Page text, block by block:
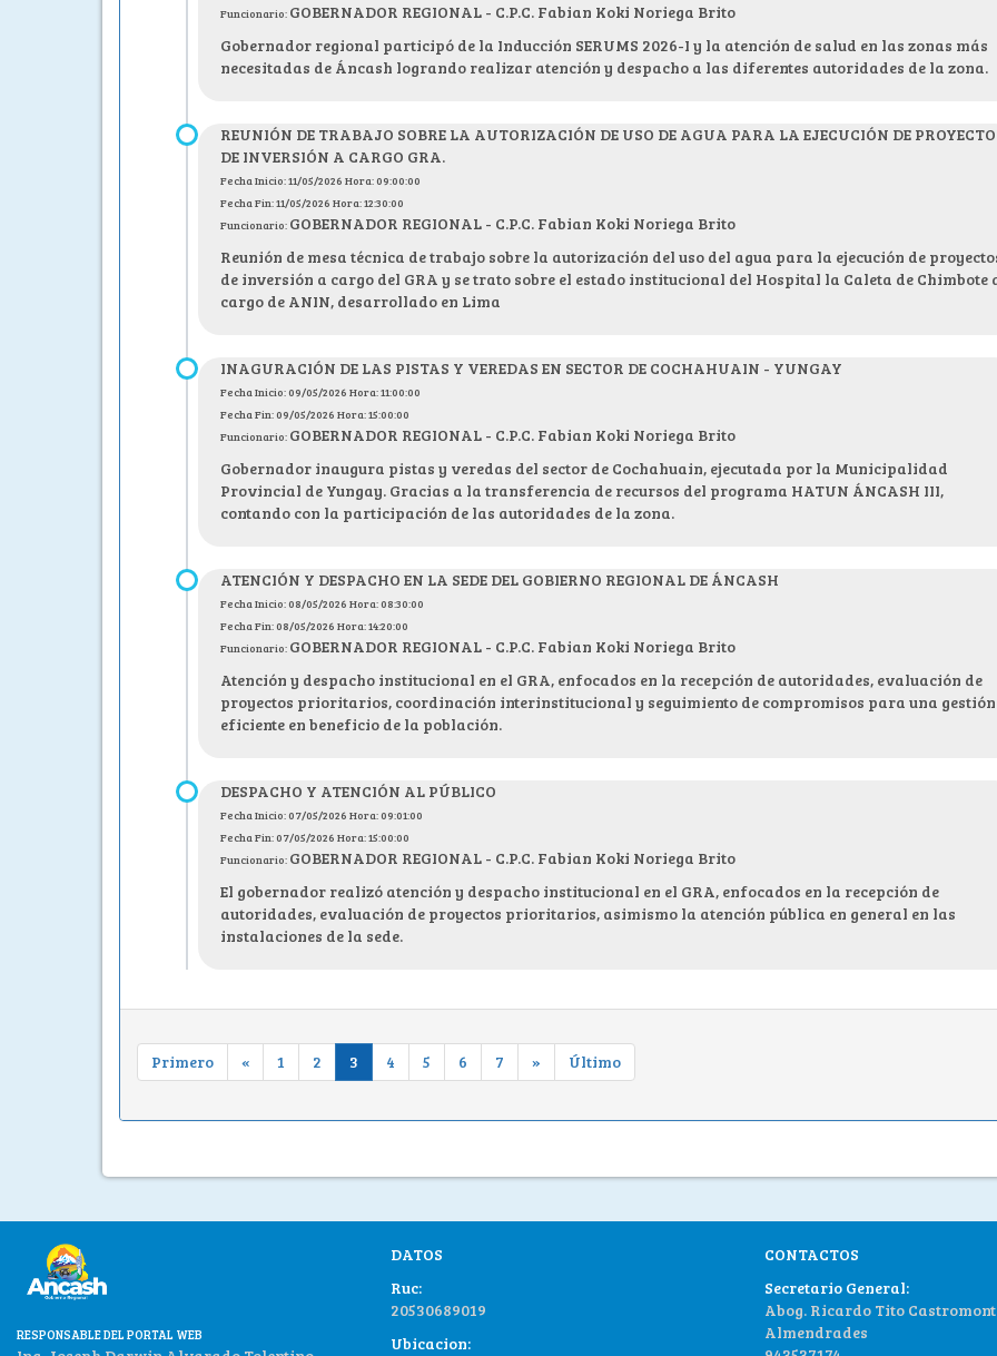
Funcionario: GOBERNADOR REGIONAL - C.P.C. Fabian Koki Noriega Brito
Gobernador regional participó de la Inducción SERUMS 2026-I y la atención de salud en las zonas más
necesitadas de Áncash logrando realizar atención y despacho a las diferentes autoridades de la zona.
REUNIÓN DE TRABAJO SOBRE LA AUTORIZACIÓN DE USO DE AGUA PARA LA EJECUCIÓN DE
DE INVERSIÓN A CARGO GRA.
Fecha Inicio: 11/05/2026 Hora: 09:00:00
Fecha Fin: 11/05/2026 Hora: 12:30:00
Funcionario: GOBERNADOR REGIONAL - C.P.C. Fabian Koki Noriega Brito
Reunión de mesa técnica de trabajo sobre la autorización del uso del agua para la ejecución de
de inversión a cargo del GRA y se trato sobre el estado institucional del Hospital la Caleta de Chimbote
cargo de ANIN, desarrollado en Lima
INAGURACIÓN DE LAS PISTAS Y VEREDAS EN SECTOR DE COCHAHUAIN - YUNGAY
Fecha Inicio: 09/05/2026 Hora: 11:00:00
Fecha Fin: 09/05/2026 Hora: 15:00:00
Funcionario: GOBERNADOR REGIONAL - C.P.C. Fabian Koki Noriega Brito
Gobernador inaugura pistas y veredas del sector de Cochahuain, ejecutada por la Municipalidad
Provincial de Yungay. Gracias a la transferencia de recursos del programa HATUN ÁNCASH III,
contando con la participación de las autoridades de la zona.
ATENCIÓN Y DESPACHO EN LA SEDE DEL GOBIERNO REGIONAL DE ÁNCASH
Fecha Inicio: 08/05/2026 Hora: 08:30:00
Fecha Fin: 08/05/2026 Hora: 14:20:00
Funcionario: GOBERNADOR REGIONAL - C.P.C. Fabian Koki Noriega Brito
Atención y despacho institucional en el GRA, enfocados en la recepción de autoridades, evaluación de
proyectos prioritarios, coordinación interinstitucional y seguimiento de compromisos para una gestión
eficiente en beneficio de la población.
DESPACHO Y ATENCIÓN AL PÚBLICO
Fecha Inicio: 07/05/2026 Hora: 09:01:00
Fecha Fin: 07/05/2026 Hora: 15:00:00
Funcionario: GOBERNADOR REGIONAL - C.P.C. Fabian Koki Noriega Brito
El gobernador realizó atención y despacho institucional en el GRA, enfocados en la recepción de
autoridades, evaluación de proyectos prioritarios, asimismo la atención pública en general en las
instalaciones de la sede.
Primero « 1 2 3 4 5 6 7 » Último
RESPONSABLE DEL PORTAL WEB
DATOS
Ruc:
20530689019
Ubicacion:
CONTACTOS
Secretario General:
Abog. Ricardo Tito
Almendrades